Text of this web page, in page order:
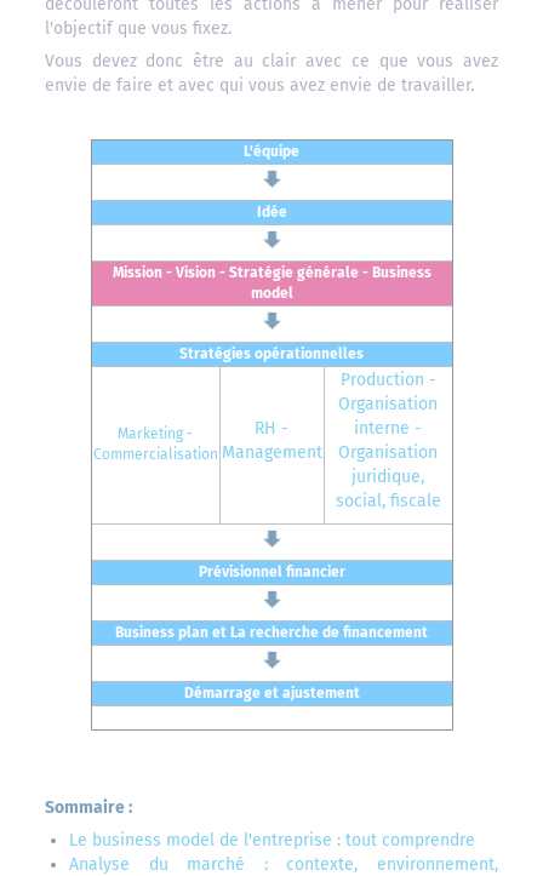
découleront toutes les actions à mener pour réaliser
l'objectif que vous fixez.
Vous devez donc être au clair avec ce que vous avez
envie de faire et avec qui vous avez envie de travailler.
L'équipe
Idée
Mission - Vision - Stratégie générale - Business
model
Stratégies opérationnelles
Marketing -
Commercialisation
RH -
Management
Production -
Organisation
interne -
Organisation
juridique,
social, fiscale
Prévisionnel financier
Business plan et La recherche de financement
Démarrage et ajustement
Sommaire :
Le business model de l'entreprise : tout comprendre
Analyse du marché : contexte, environnement,